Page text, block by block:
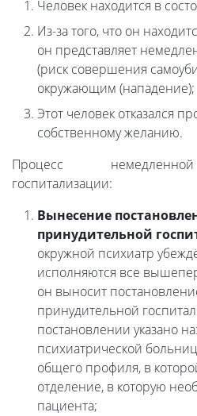
Человек находится в
Из-за того, что он
он представляет
(риск совершения
окружающим (нападение);
Этот человек отказался
собственному желанию.
Процесс
госпитализации:
Вынесение
принудительной
окружной психиатр
исполняются все
он выносит
принудительной
постановлении указано
психиатрической
общего профиля, в
отделение, в которую
пациента;